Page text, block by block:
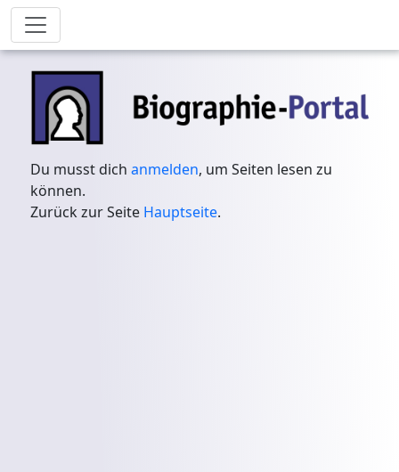
Du musst dichanmelden, um Seiten lesen zu
können.
Zurück zur Seite Hauptseite.